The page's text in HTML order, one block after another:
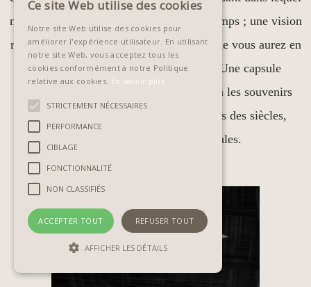
nous vivons, cela peut sembler hors du temps ; une vision
rêveuse. C’est exactement le sentiment que vous aurez en
tenant un Storybook dans vos mains. Une capsule
temporelle qui non seulement préservera les souvenirs
pour toujours, mais vous ramènera dans des siècles,
ravivant des émotions ancestrales.
Ce site Web utilise des cookies
Notre site Web utilise des cookies pour
améliorer l'expérience utilisateur. En utilisant
notre site Web, vous acceptez tous les
cookies conformément à notre Politique
relative aux cookies. En savoir plus
STRICTEMENT NÉCESSAIRES
PERFORMANCE
CIBLAGE
FONCTIONNALITÉ
NON CLASSIFIÉS
ACCEPTER TOUT REFUSER TOUT
AFFICHER LES DÉTAILS